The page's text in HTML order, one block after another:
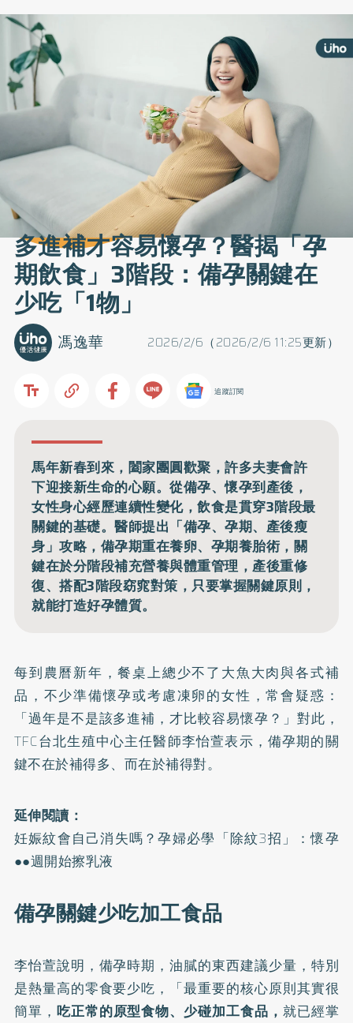
多進補才容易懷孕？醫揭「孕
期飲食」3階段：備孕關鍵在
少吃「1物」
2026/2/6（2026/2/6 11:25更新）
馮逸華
追蹤訂閱
馬年新春到來，闔家團圓歡聚，許多夫妻會許
下迎接新生命的心願。從備孕、懷孕到產後，
女性身心經歷連續性變化，飲食是貫穿3階段最
關鍵的基礎。醫師提出「備孕、孕期、產後瘦
身」攻略，備孕期重在養卵、孕期養胎術，關
鍵在於分階段補充營養與體重管理，產後重修
復、搭配3階段窈窕對策，只要掌握關鍵原則，
就能打造好孕體質。
每到農曆新年，餐桌上總少不了大魚大肉與各式補
品，不少準備懷孕或考慮凍卵的女性，常會疑惑：
「過年是不是該多進補，才比較容易懷孕？」對此，
TFC台北生殖中心主任醫師李怡萱表示，備孕期的關
鍵不在於補得多、而在於補得對。
延伸閱讀：
妊娠紋會自己消失嗎？孕婦必學「除紋3招」：懷孕
●●週開始擦乳液
備孕關鍵少吃加工食品
李怡萱說明，備孕時期，油膩的東西建議少量，特別
是熱量高的零食要少吃，「最重要的核心原則其實很
簡單， 吃正常的原型食物、少碰加工食品， 就已經掌